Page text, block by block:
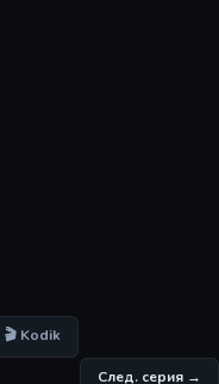
🎬 Kodik
След. серия →